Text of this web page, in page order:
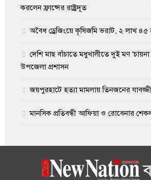
করলেন ফ্রান্সের রাষ্ট্রদূত
অবৈধ ড্রেজিংয়ে কৃষিজমি ভরাট, ২ লাখ ৪৫
দেশি মাছ বাঁচাতে মধুখালীতে দুই মণ
উপজেলা প্রশাসন
জয়পুরহাটে হত্যা মামলায় তিনজনের
মানসিক প্রতিবন্ধী আফিয়া ও রোবেনার